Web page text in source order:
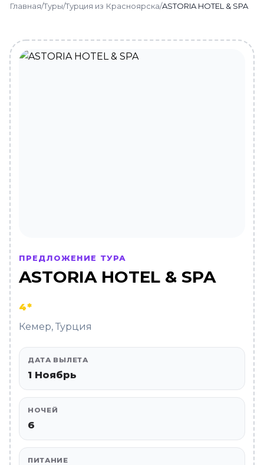
Главная/Туры/Турция из Красноярска/ASTORIA HOTEL & SPA
ПРЕДЛОЖЕНИЕ ТУРА
ASTORIA HOTEL & SPA
4*
Кемер, Турция
ДАТА ВЫЛЕТА
1 Ноябрь
НОЧЕЙ
6
ПИТАНИЕ